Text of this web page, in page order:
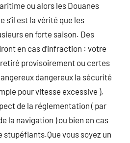
ou alors les Douanes
s’il est la vérité que les
en forte saison. Des
en cas d’infraction : votre
provisoirement ou certes
dangereux la sécurité
pour vitesse excessive ),
de la réglementation ( par
la navigation ) ou bien en cas
stupéfiants.Que vous soyez un